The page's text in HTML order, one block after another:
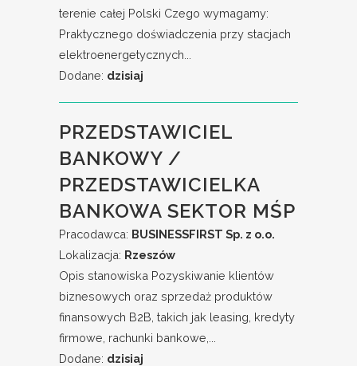
terenie całej Polski Czego wymagamy:
Praktycznego doświadczenia przy stacjach
elektroenergetycznych...
Dodane: dzisiaj
PRZEDSTAWICIEL
BANKOWY /
PRZEDSTAWICIELKA
BANKOWA SEKTOR MŚP
Pracodawca: BUSINESSFIRST Sp. z o.o.
Lokalizacja: Rzeszów
Opis stanowiska Pozyskiwanie klientów
biznesowych oraz sprzedaż produktów
finansowych B2B, takich jak leasing, kredyty
firmowe, rachunki bankowe,...
Dodane: dzisiaj